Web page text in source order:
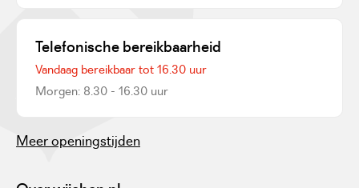
Telefonische bereikbaarheid
Vandaag bereikbaar tot 16.30 uur
Morgen: 8.30 - 16.30 uur
Meer openingstijden